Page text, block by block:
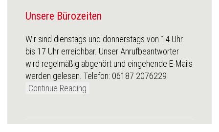
Unsere Bürozeiten
Wir sind dienstags und donnerstags von 14 Uhr
bis 17 Uhr erreichbar. Unser Anrufbeantworter
wird regelmäßig abgehört und eingehende E-Mails
werden gelesen. Telefon: 06187 2076229
Continue Reading